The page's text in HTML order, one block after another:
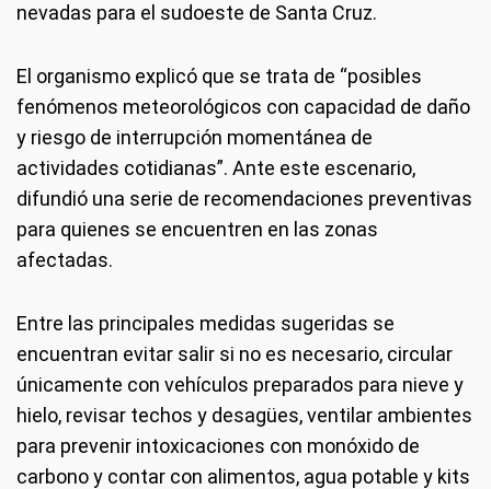
nevadas para el sudoeste de Santa Cruz.
El organismo explicó que se trata de “posibles
fenómenos meteorológicos con capacidad de daño
y riesgo de interrupción momentánea de
actividades cotidianas”. Ante este escenario,
difundió una serie de recomendaciones preventivas
para quienes se encuentren en las zonas
afectadas.
Entre las principales medidas sugeridas se
encuentran evitar salir si no es necesario, circular
únicamente con vehículos preparados para nieve y
hielo, revisar techos y desagües, ventilar ambientes
para prevenir intoxicaciones con monóxido de
carbono y contar con alimentos, agua potable y kits